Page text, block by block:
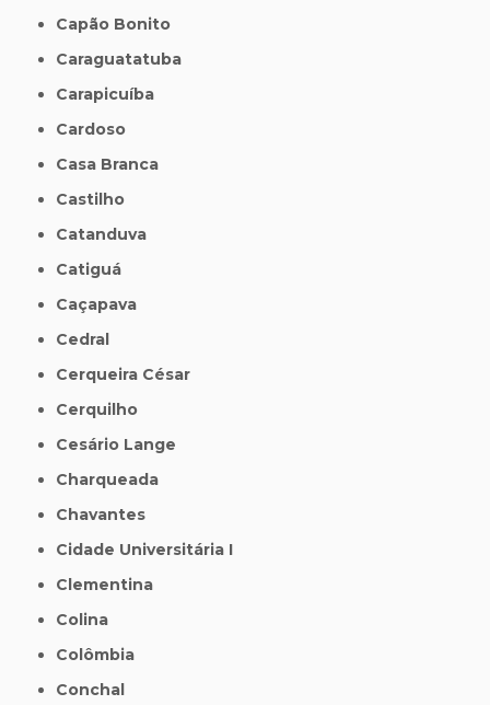
Capão Bonito
Caraguatatuba
Carapicuíba
Cardoso
Casa Branca
Castilho
Catanduva
Catiguá
Caçapava
Cedral
Cerqueira César
Cerquilho
Cesário Lange
Charqueada
Chavantes
Cidade Universitária I
Clementina
Colina
Colômbia
Conchal